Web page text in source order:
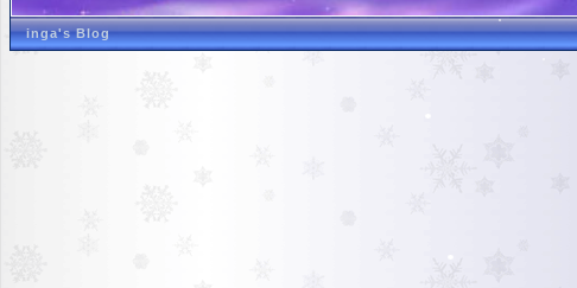
inga's Blog